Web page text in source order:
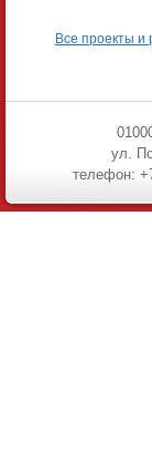
Все проекты и
ул.
телефон: